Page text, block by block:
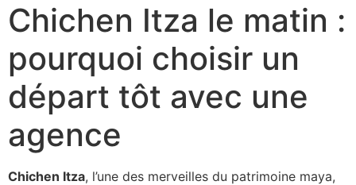
Chichen Itza le matin :
pourquoi choisir un
départ tôt avec une
agence
Chichen Itza, l’une des merveilles du patrimoine maya,